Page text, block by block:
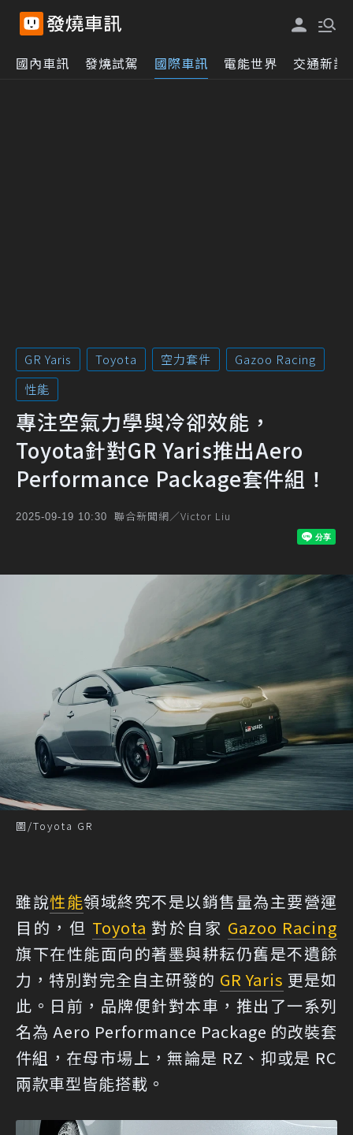
國內車訊 發燒試駕 國際車訊 電能世界 交通新訊
GR Yaris Toyota 空力套件
Gazoo Racing
性能
專注空氣力學與冷卻效能，
Toyota針對GR Yaris推出Aero
Performance Package套件組！
2025-09-19 10:30 聯合新聞網／Victor Liu
圖/Toyota GR
雖說性能領域終究不是以銷售量為主要營運
目的，但 Toyota 對於自家 Gazoo Racing
旗下在性能面向的著墨與耕耘仍舊是不遺餘
力，特別對完全自主研發的 GR Yaris 更是如
此。日前，品牌便針對本車，推出了一系列
名為 Aero Performance Package 的改裝套
件組，在母市場上，無論是 RZ、抑或是 RC
兩款車型皆能搭載。